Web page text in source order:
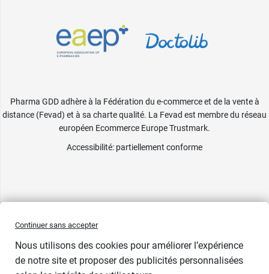
Pharma GDD adhère à la Fédération du e-commerce et de la vente à
distance (Fevad) et à sa charte qualité. La Fevad est membre du réseau
européen Ecommerce Europe Trustmark.
Accessibilité: partiellement conforme
Continuer sans accepter
Nous utilisons des cookies pour améliorer l’expérience
de notre site et proposer des publicités personnalisées